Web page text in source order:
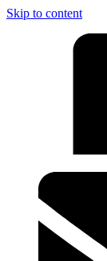
Skip to content